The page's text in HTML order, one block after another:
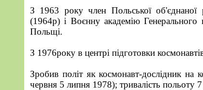
З 1963 року член Польської об'єднаної
(1964р) і Воєнну академію
Польщі.
З 1976року в центрі підготовки
Зробив політ як космонавт-дослідник на
червня 5 липня 1978); тривалість польоту